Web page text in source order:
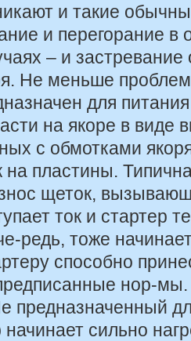
и такие
и перегорание в
– и застревание
Не меньше
для
на якоре в виде
с обмотками
пластины.
щеток,
ток и стартер
редь, тоже
способно
нор-мы.
предназначенный
сильно